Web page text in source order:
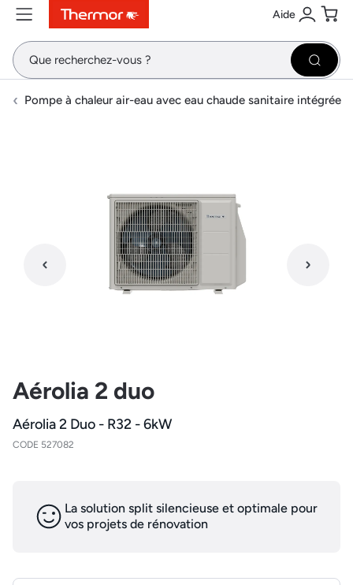
ContenuMenuRecherche Aide
Se
Pompe à chaleur air-eau avec eau chaude sanitaire intégrée
Aérolia 2 duo
Aérolia 2 Duo - R32 - 6kW
CODE 527082
La solution split silencieuse et optimale pour
vos projets de rénovation